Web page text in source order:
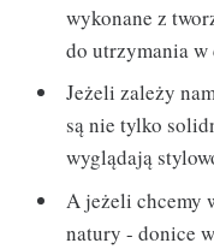
wykonane z
do utrzymania w
Jeżeli zależy
są nie tylko
wyglądają
A jeżeli chcemy
natury - donice